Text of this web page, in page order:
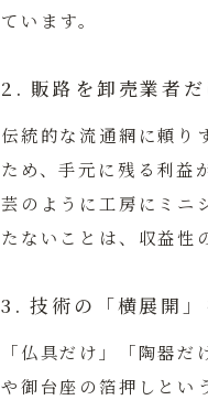
ています。
2. 販路を卸売業者
伝統的な流通網に頼り
ため、手元に残る利益
芸のように工房にミニ
たないことは、収益性
3. 技術の「横展開
「仏具だけ」「陶器
や御台座の箔押しとい